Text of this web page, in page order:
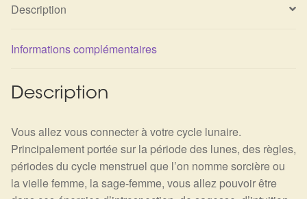
Description
Informations complémentaires
Description
Vous allez vous connecter à votre cycle lunaire.
Principalement portée sur la période des lunes, des règles,
périodes du cycle menstruel que l’on nomme sorcière ou
la vielle femme, la sage-femme, vous allez pouvoir être